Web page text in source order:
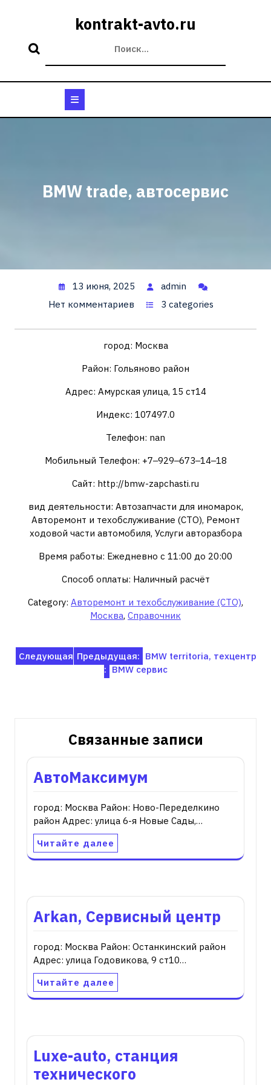
kontrakt-avto.ru
BMW trade, автосервис
13 июня, 2025
admin
Нет комментариев
3 categories
город: Москва
Район: Гольяново район
Адрес: Амурская улица, 15 ст14
Индекс: 107497.0
Телефон: nan
Мобильный Телефон: +7‒929‒673‒14‒18
Сайт: http://bmw-zapchasti.ru
вид деятельности: Автозапчасти для иномарок,
Авторемонт и техобслуживание (СТО), Ремонт
ходовой части автомобиля, Услуги авторазбора
Время работы: Ежедневно с 11:00 до 20:00
Способ оплаты: Наличный расчёт
Category: Авторемонт и техобслуживание (СТО),
Москва, Справочник
НавигацияПредыдущая: BMW territoria, техцентр
Следующая
: BMW сервис
Связанные записи
АвтоМаксимум
город: Москва Район: Ново-Переделкино
район Адрес: улица 6-я Новые Сады,…
Читайте далее
Arkan, Сервисный центр
город: Москва Район: Останкинский район
Адрес: улица Годовикова, 9 ст10…
Читайте далее
Luxe-auto, станция
технического